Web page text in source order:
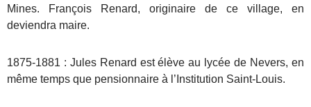
Mines. François Renard, originaire de ce village, en
deviendra maire.
1875-1881 : Jules Renard est élève au lycée de Nevers, en
même temps que pensionnaire à l’Institution Saint-Louis.